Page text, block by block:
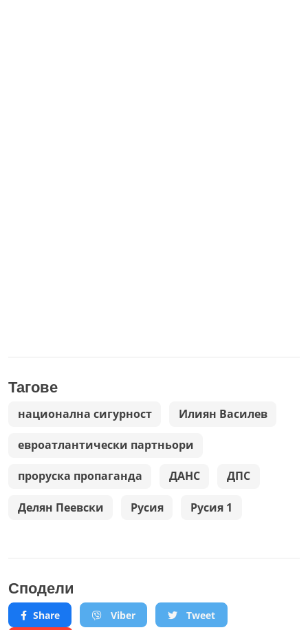
Тагове
национална сигурност Илиян Василев
евроатлантически партньори
проруска пропаганда ДАНС ДПС
Делян Пеевски Русия Русия 1
Сподели
Share Viber
Tweet